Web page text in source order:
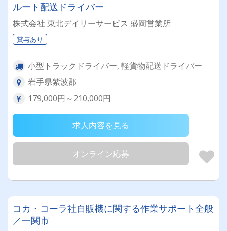
ルート配送ドライバー
株式会社 東北デイリーサービス 盛岡営業所
賞与あり
小型トラックドライバー, 軽貨物配送ドライバー
岩手県紫波郡
179,000円～210,000円
求人内容を見る
オンライン応募
コカ・コーラ社自販機に関する作業サポート全般
／一関市